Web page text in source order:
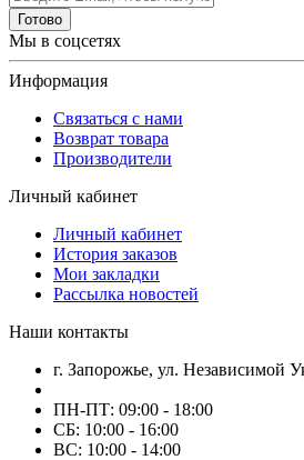
Готово
Мы в соцсетях
Информация
Связаться с нами
Возврат товара
Производители
Личный кабинет
Личный кабинет
История заказов
Мои закладки
Рассылка новостей
Наши контакты
г. Запорожье, ул. Независимой
ПН-ПТ: 09:00 - 18:00
СБ: 10:00 - 16:00
ВС: 10:00 - 14:00